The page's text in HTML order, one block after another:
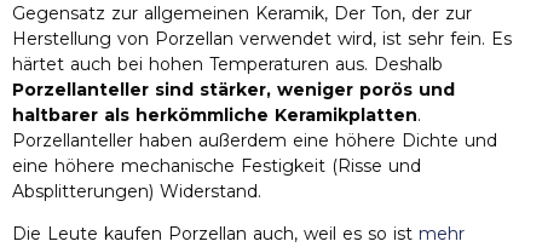
Gegensatz zur allgemeinen Keramik, Der Ton, der zur
Herstellung von Porzellan verwendet wird, ist sehr fein. Es
härtet auch bei hohen Temperaturen aus. Deshalb
Porzellanteller sind stärker, weniger porös und
haltbarer als herkömmliche Keramikplatten.
Porzellanteller haben außerdem eine höhere Dichte und
eine höhere mechanische Festigkeit (Risse und
Absplitterungen) Widerstand.
Die Leute kaufen Porzellan auch, weil es so ist mehr